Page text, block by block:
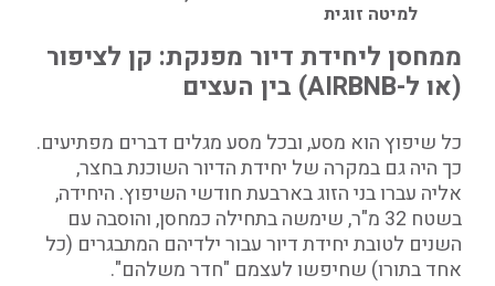
למיטה זוגית
ממחסן ליחידת דיור מפנקת: קן לציפור
(או ל-AIRBNB) בין העצים
כל שיפוץ הוא מסע, ובכל מסע מגלים דברים מפתיעים.
כך היה גם במקרה של יחידת הדיור השוכנת בחצר,
אליה עברו בני הזוג בארבעת חודשי השיפוץ. היחידה,
בשטח 32 מ"ר, שימשה בתחילה כמחסן, והוסבה עם
השנים לטובת יחידת דיור עבור ילדיהם המתבגרים (כל
אחד בתורו) שחיפשו לעצמם "חדר משלהם".